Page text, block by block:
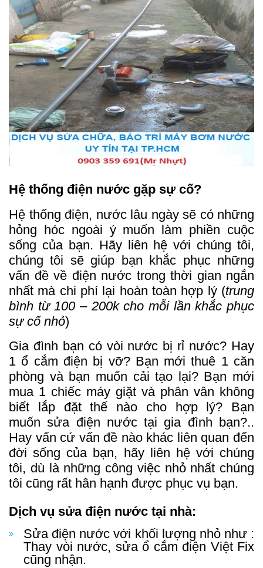
Hệ thống điện nước gặp sự cố?
Hệ thống điện, nước lâu ngày sẽ có những
hỏng hóc ngoài ý muốn làm phiền cuộc
sống của bạn. Hãy liên hệ với chúng tôi,
chúng tôi sẽ giúp bạn khắc phục những
vấn đề về điện nước trong thời gian ngắn
nhất mà chi phí lại hoàn toàn hợp lý (trung
bình từ 100 – 200k cho mỗi lần khắc phục
sự cố nhỏ)
Gia đình bạn có vòi nước bị rỉ nước? Hay
1 ổ cắm điện bị vỡ? Bạn mới thuê 1 căn
phòng và bạn muốn cải tạo lại? Bạn mới
mua 1 chiếc máy giặt và phân vân không
biết lắp đặt thế nào cho hợp lý? Bạn
muốn sửa điện nước tại gia đình bạn?..
Hay vấn cứ vấn đề nào khác liên quan đến
đời sống của bạn, hãy liên hệ với chúng
tôi, dù là những công việc nhỏ nhất chúng
tôi cũng rất hân hạnh được phục vụ bạn.
Dịch vụ sửa điện nước tại nhà:
Sửa điện nước với khối lượng nhỏ như :
Thay vòi nước, sửa ổ cắm điện Việt Fix
cũng nhận.